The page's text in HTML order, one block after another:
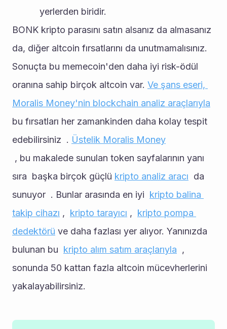
yerlerden biridir.
BONK kripto parasını satın alsanız da almasanız
da, diğer altcoin fırsatlarını da unutmamalısınız.
Sonuçta bu memecoin'den daha iyi risk-ödül
oranına sahip birçok altcoin var. Ve şans eseri,
Moralis Money'nin blockchain analiz araçlarıyla
bu fırsatları her zamankinden daha kolay tespit
edebilirsiniz  . Üstelik Moralis Money
sıra  başka birçok güçlü kripto analiz aracı da
sunuyor  . Bunlar arasında en iyi kripto balina
takip cihazı , kripto tarayıcı , kripto pompa
dedektörü ve daha fazlası yer alıyor. Yanınızda
bulunan bu kripto alım satım araçlarıyla ,
sonunda 50 kattan fazla altcoin mücevherlerini
yakalayabilirsiniz.